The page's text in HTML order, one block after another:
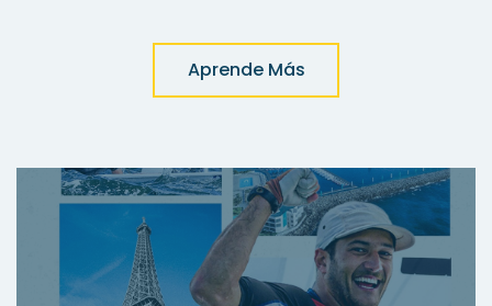
Aprende Más